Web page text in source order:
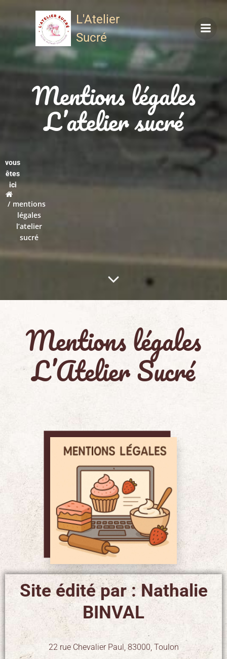
au
contenu
L'Atelier
Sucré
Mentions légales
L’atelier sucré
vous
êtes
ici
mentions
légales
l’atelier
sucré
Mentions légales
L’Atelier Sucré
Site édité par : Nathalie
BINVAL
22 rue Chevalier Paul, 83000, Toulon